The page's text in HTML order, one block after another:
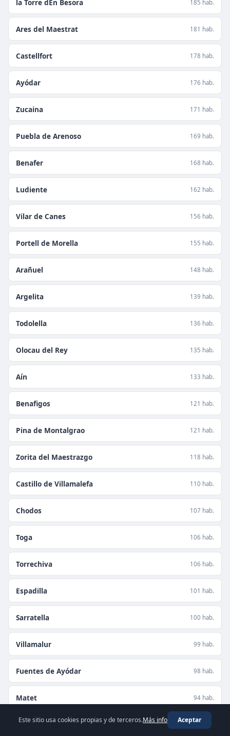
la Torre dEn Besora 185 hab.
Ares del Maestrat 181 hab.
Castellfort 178 hab.
Ayódar 176 hab.
Zucaina 171 hab.
Puebla de Arenoso 169 hab.
Benafer 168 hab.
Ludiente 162 hab.
Vilar de Canes 156 hab.
Portell de Morella 155 hab.
Arañuel 148 hab.
Argelita 139 hab.
Todolella 136 hab.
Olocau del Rey 135 hab.
Aín 133 hab.
Benafigos 121 hab.
Pina de Montalgrao 121 hab.
Zorita del Maestrazgo 118 hab.
Castillo de Villamalefa 110 hab.
Chodos 107 hab.
Toga 106 hab.
Torrechiva 106 hab.
Espadilla 101 hab.
Sarratella 100 hab.
Villamalur 99 hab.
Fuentes de Ayódar 98 hab.
Matet 94 hab.
Villanueva de Viver 94 hab.
Este sitio usa cookies propias y de terceros.Más info Aceptar